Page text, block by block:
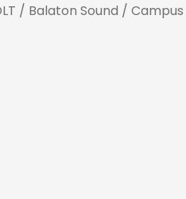
/ Balaton Sound /